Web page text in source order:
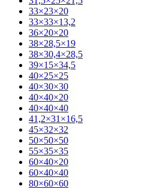
33×23×20
33×33×13,2
36×20×20
38×28,5×19
38×30,4×28,5
39×15×34,5
40×25×25
40×30×30
40×40×20
40×40×40
41,2×31×16,5
45×32×32
50×50×50
55×35×35
60×40×20
60×40×40
80×60×60